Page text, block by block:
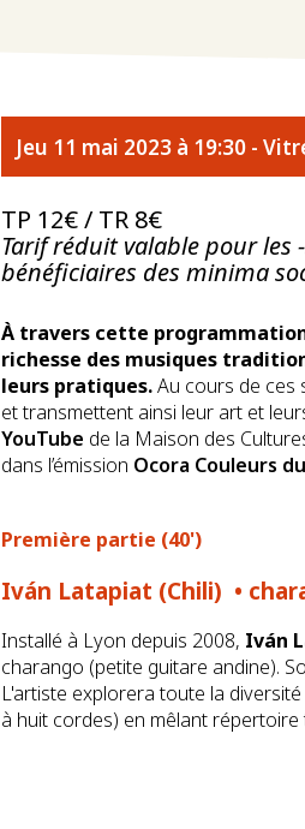
Jeu 11 mai 2023 à 19:30 -
TP 12€ / TR 8€
Tarif réduit valable pour
bénéficiaires des minima
À travers cette
richesse des musiques
leurs pratiques.Au cours de ces
et transmettent ainsi leur art et
YouTube de la Maison des
dans l’émission Ocora Couleurs
Première partie (40')
Iván Latapiat (Chili) •
Installé à Lyon depuis 2008, Iván
charango (petite guitare andine).
L'artiste explorera toute la
à huit cordes) en mêlant